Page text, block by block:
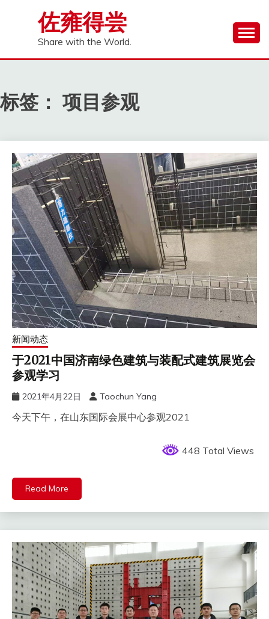
佐雍得尝
Share with the World.
标签： 项目参观
新闻动态
于2021中国济南绿色建筑与装配式建筑展览会
参观学习
2021年4月22日 Taochun Yang
今天下午，在山东国际会展中心参观2021
448 Total Views
Read More